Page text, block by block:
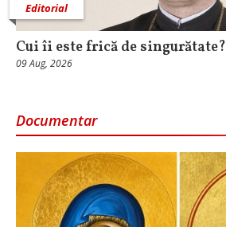
Editorial
Cui îi este frică de singurătate?
09 Aug, 2026
Documentar